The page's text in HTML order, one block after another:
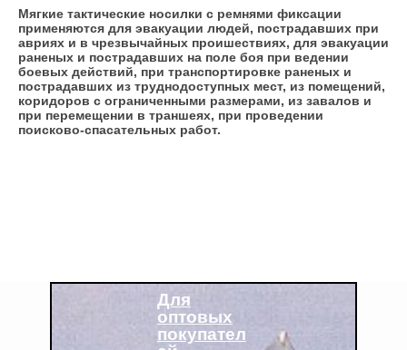
Мягкие тактические носилки с ремнями фиксации
применяются для эвакуации людей, пострадавших при
авриях и в чрезвычайных проишествиях, для эвакуации
раненых и пострадавших на поле боя при ведении
боевых действий, при транспортировке раненых и
пострадавших из труднодоступных мест, из помещений,
коридоров с ограниченными размерами, из завалов и
при перемещении в траншеях, при проведении
поисково-спасательных работ.
Для
оптовых
покупател